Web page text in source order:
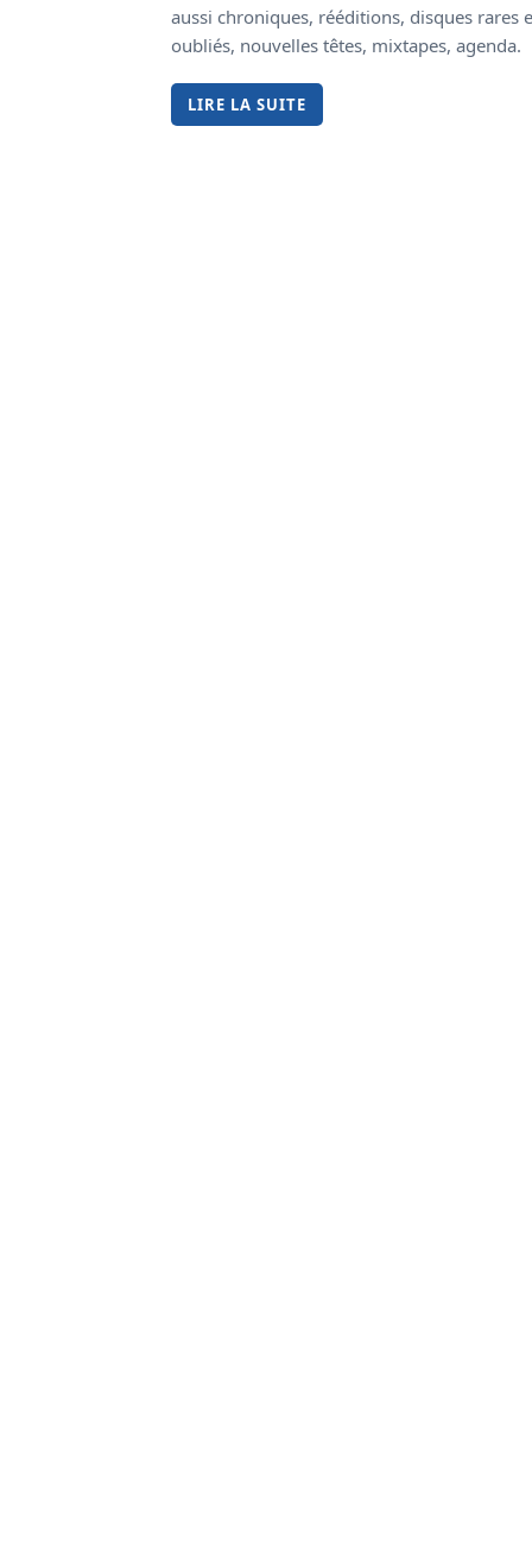
aussi chroniques, rééditions, disques rares
oubliés, nouvelles têtes, mixtapes, agenda.
LIRE LA SUITE